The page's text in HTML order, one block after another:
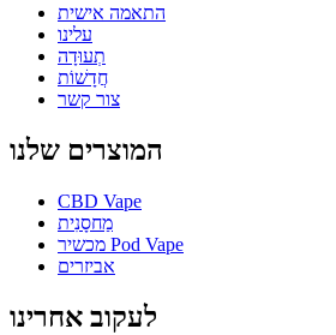
התאמה אישית
עלינו
תְעוּדָה
חֲדָשׁוֹת
צור קשר
המוצרים שלנו
CBD Vape
מַחסָנִית
מכשיר Pod Vape
אביזרים
לעקוב אחרינו